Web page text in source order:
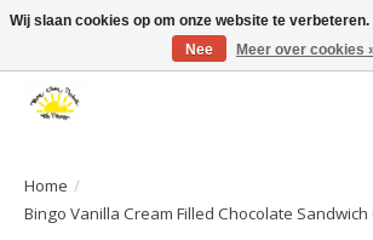
Large selection of products and fast shipping!
Home /
Bingo Vanilla Cream Filled Chocolate
Wij slaan cookies op om onze website te
Nee
Meer over cookies